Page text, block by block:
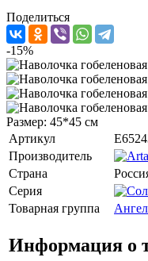
Поделиться
-15%
Размер: 45*45 см
Артикул
Производитель
Страна
Серия
Товарная группа
Информация о